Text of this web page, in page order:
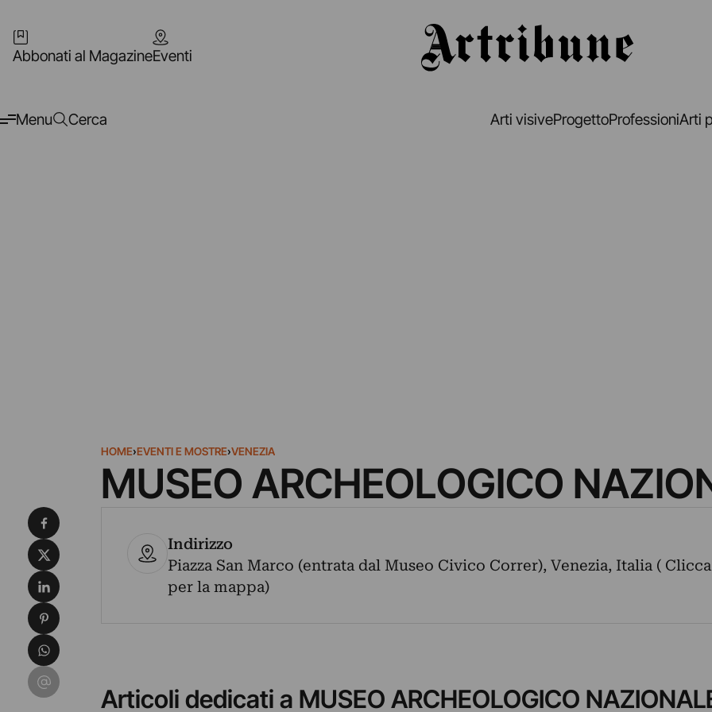
Abbonati al MagazineEventi
Menu Cerca Arti visiveProgettoProfessioniArti
HOME›EVENTI E MOSTRE›VENEZIA
MUSEO ARCHEOLOGICO
Indirizzo
Piazza San Marco (entrata dal Museo Civico Correr), Venezia, Italia (
per la mappa)
Articoli dedicati a MUSEO ARCHEOLOGICO
Condividi su Facebook
Condividi su X
Condividi su LinkedIn
Condividi su Pinterest
Condividi su WhatsApp
Condividi su Email